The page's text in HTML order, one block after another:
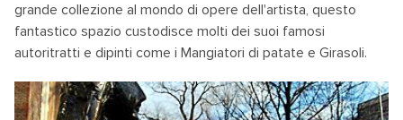
grande collezione al mondo di opere dell'artista, questo
fantastico spazio custodisce molti dei suoi famosi
autoritratti e dipinti come i Mangiatori di patate e Girasoli.